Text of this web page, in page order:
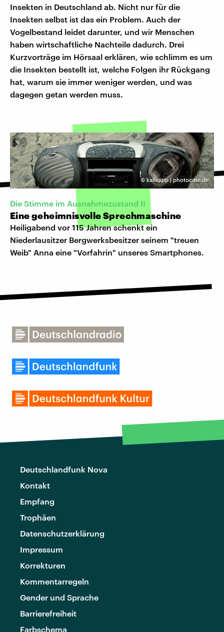
Insekten in Deutschland ab. Nicht nur für die
Insekten selbst ist das ein Problem. Auch der
Vogelbestand leidet darunter, und wir Menschen
haben wirtschaftliche Nachteile dadurch. Drei
Kurzvorträge im Hörsaal erklären, wie schlimm es um
die Insekten bestellt ist, welche Folgen ihr Rückgang
hat, warum sie immer weniger werden, und was
dagegen getan werden muss.
© kallejipp | photocase.de
Die Stimme im Ausnahmezustand II
Eine geheimnisvolle Sprechmaschine
Heiligabend vor 115 Jahren schenkt ein
Niederlausitzer Bergwerksbesitzer seinem "treuen
Weib" Anna eine "Vorfahrin" unseres Smartphones.
Deutschlandfunk Nova
Kontakt
Empfang
Trophäen
Datenschutzerklärung
Impressum
Korrekturen
Kommentarregeln
Gender und Sprache
Barrierefreiheit
Farbschema